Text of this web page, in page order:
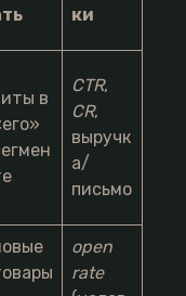
ки
в
CTR,
CR,
выручк
а/
письмо
open
rate